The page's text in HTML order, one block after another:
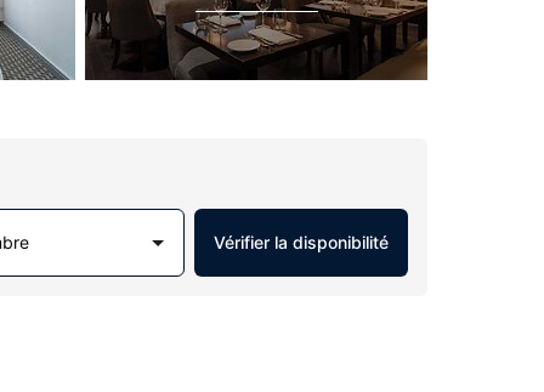
Vérifier la disponibilité